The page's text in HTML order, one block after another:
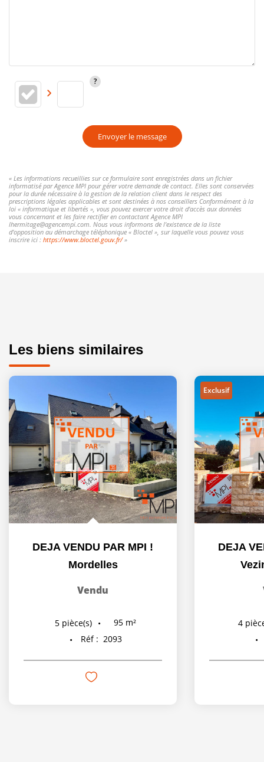
Envoyer le message
« Les informations recueillies sur ce formulaire sont enregistrées dans un fichier
informatisé par Agence MPI pour gérer votre demande de contact. Elles sont conservées
pour la durée nécessaire à la gestion de la relation client dans le respect des
prescriptions légales applicables et sont destinées à nos conseillers Conformément à la
loi « informatique et libertés », vous pouvez exercer votre droit d'accès aux données
vous concernant et les faire rectifier en contactant Agence MPI
lhermitage@agencempi.com. Nous vous informons de l'existence de la liste
d'opposition au démarchage téléphonique « Bloctel », sur laquelle vous pouvez vous
inscrire ici : https://www.bloctel.gouv.fr/»
Les biens similaires
DEJA VENDU PAR MPI !
Mordelles
Vendu
5 pièce(s) 95 m²
Réf : 2093
Exclusif
DEJA
4